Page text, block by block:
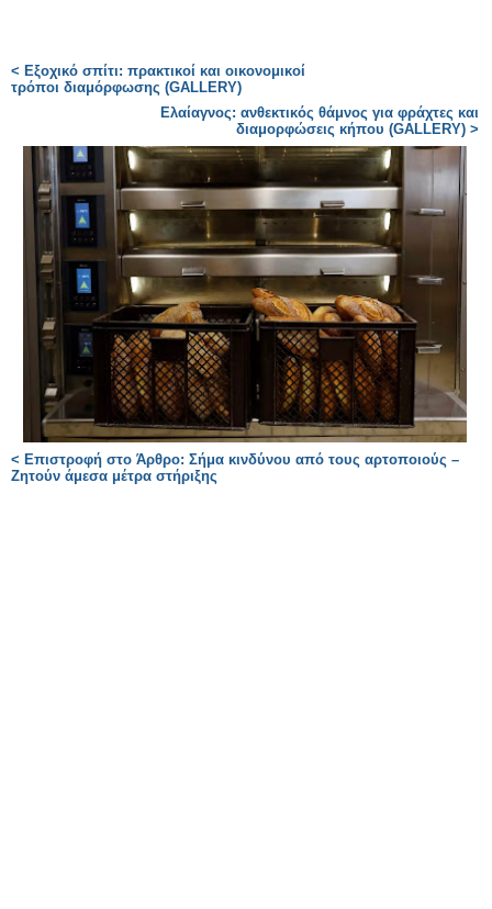
< Εξοχικό σπίτι: πρακτικοί και οικονομικοί
τρόποι διαμόρφωσης (GALLERY)
Ελαίαγνος: ανθεκτικός θάμνος για φράχτες και
διαμορφώσεις κήπου (GALLERY) >
< Επιστροφή στο Άρθρο: Σήμα κινδύνου από τους αρτοποιούς –
Ζητούν άμεσα μέτρα στήριξης